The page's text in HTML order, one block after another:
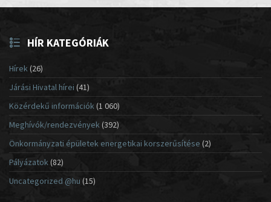
HÍR KATEGÓRIÁK
Hírek(26)
Járási Hivatal hírei (41)
Közérdekű információk(1 060)
Meghívók/rendezvények (392)
Önkormányzati épületek energetikai korszerűsítése (2)
Pályázatok (82)
Uncategorized @hu (15)